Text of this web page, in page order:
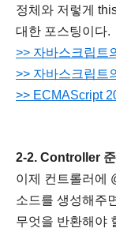
정체와 저렇게
대한 포스팅이다.
>> 자바스크립트
>> 자바스크립트
>> ECMAScript
2-2. Controller 준
이제 컨트롤러에
소드를 생성해주
무엇을 반환해야